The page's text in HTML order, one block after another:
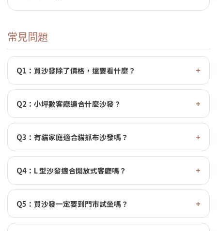
常見問題
Q1：買沙發除了價格，還要看什麼？
Q2：小坪數客廳適合什麼沙發？
Q3：有貓家庭適合貓抓布沙發嗎？
Q4：L 型沙發適合開放式客廳嗎？
Q5：買沙發一定要到門市試坐嗎？